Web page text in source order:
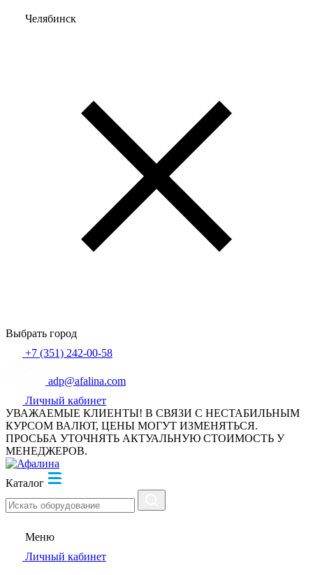
Челябинск
Выбрать город
+7 (351) 242-00-58
adp@afalina.com
Личный кабинет
УВАЖАЕМЫЕ КЛИЕНТЫ! В СВЯЗИ С НЕСТАБИЛЬНЫМ
КУРСОМ ВАЛЮТ, ЦЕНЫ МОГУТ ИЗМЕНЯТЬСЯ.
ПРОСЬБА УТОЧНЯТЬ АКТУАЛЬНУЮ СТОИМОСТЬ У
МЕНЕДЖЕРОВ.
Каталог
Меню
Личный кабинет